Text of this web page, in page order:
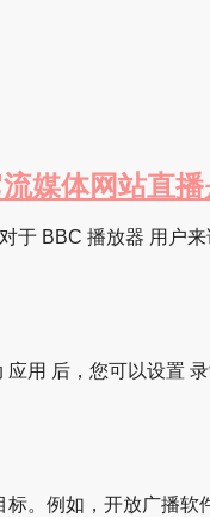
媒体网站
BBC 播放器 用户
用 后，您可以设置
。例如，开放广播